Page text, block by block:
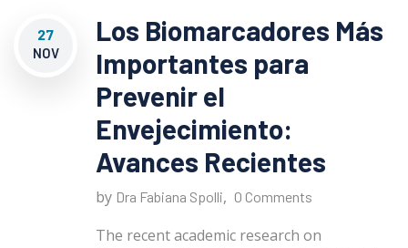
27
NOV
Los Biomarcadores Más
Importantes para
Prevenir el
Envejecimiento:
Avances Recientes
by Dra Fabiana Spolli, 0 Comments
The recent academic research on